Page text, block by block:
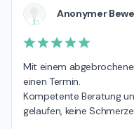
Anonymer
Mit einem
einen Termin.
Kompetente Beratung
gelaufen, keine